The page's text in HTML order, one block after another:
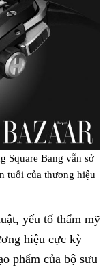
Square Bang vẫn sở
tuổi của thương hiệu
yếu tố thẩm mỹ
hiệu cực kỳ
phẩm của bộ sưu